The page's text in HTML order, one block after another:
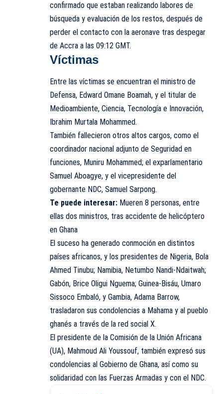
confirmado que estaban realizando labores de
búsqueda y evaluación de los restos, después de
perder el contacto con la aeronave tras despegar
de Accra a las 09:12 GMT.
Víctimas
Entre las víctimas se encuentran el ministro de
Defensa, Edward Omane Boamah, y el titular de
Medioambiente, Ciencia, Tecnología e Innovación,
Ibrahim Murtala Mohammed.
También fallecieron otros altos cargos, como el
coordinador nacional adjunto de Seguridad en
funciones, Muniru Mohammed; el exparlamentario
Samuel Aboagye, y el vicepresidente del
gobernante NDC, Samuel Sarpong.
Te puede interesar: Mueren 8 personas, entre
ellas dos ministros, tras accidente de helicóptero
en Ghana
El suceso ha generado conmoción en distintos
países africanos, y los presidentes de Nigeria, Bola
Ahmed Tinubu; Namibia, Netumbo Nandi-Ndaitwah;
Gabón, Brice Oligui Nguema; Guinea-Bisáu, Umaro
Sissoco Embaló, y Gambia, Adama Barrow,
trasladaron sus condolencias a Mahama y al pueblo
ghanés a través de la red social X.
El presidente de la Comisión de la Unión Africana
(UA), Mahmoud Ali Youssouf, también expresó sus
condolencias al Gobierno de Ghana, así como su
solidaridad con las Fuerzas Armadas y con el NDC.